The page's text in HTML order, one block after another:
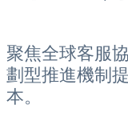
聚焦全球客服
劃型推進機制
本。